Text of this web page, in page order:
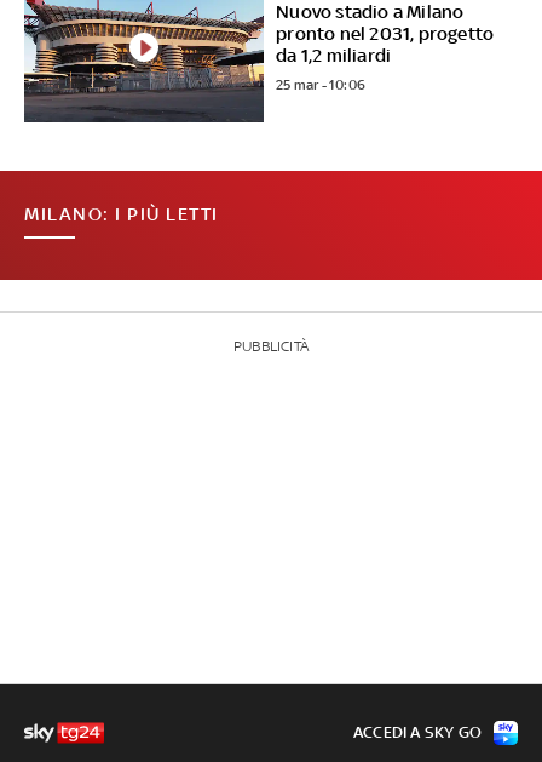
Nuovo stadio a Milano
pronto nel 2031, progetto
da 1,2 miliardi
25 mar - 10:06
MILANO: I PIÙ LETTI
PUBBLICITÀ
ACCEDI A SKY GO